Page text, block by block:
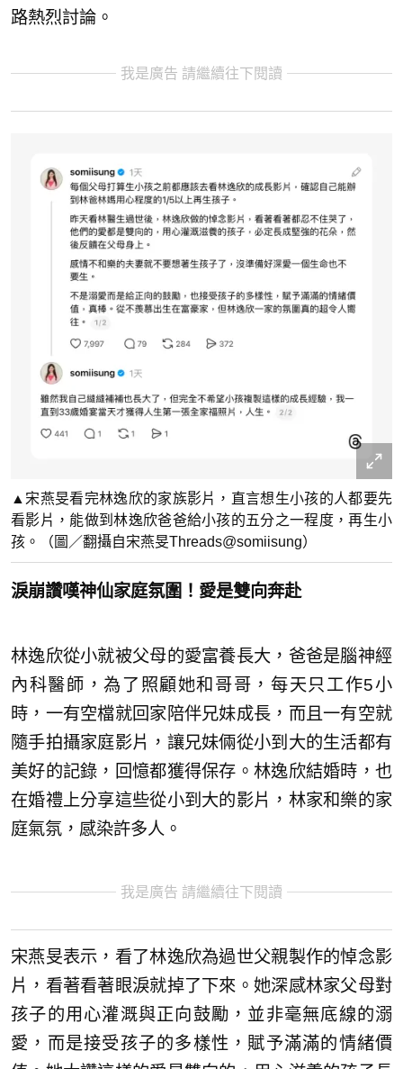
路熱烈討論。
我是廣告 請繼續往下閱讀
▲宋燕旻看完林逸欣的家族影片，直言想生小孩的人都要先
看影片，能做到林逸欣爸爸給小孩的五分之一程度，再生小
孩。（圖／翻攝自宋燕旻Threads@somiisung）
淚崩讚嘆神仙家庭氛圍！愛是雙向奔赴
林逸欣從小就被父母的愛富養長大，爸爸是腦神經
內科醫師，為了照顧她和哥哥，每天只工作5小
時，一有空檔就回家陪伴兄妹成長，而且一有空就
隨手拍攝家庭影片，讓兄妹倆從小到大的生活都有
美好的記錄，回憶都獲得保存。林逸欣結婚時，也
在婚禮上分享這些從小到大的影片，林家和樂的家
庭氣氛，感染許多人。
我是廣告 請繼續往下閱讀
宋燕旻表示，看了林逸欣為過世父親製作的悼念影
片，看著看著眼淚就掉了下來。她深感林家父母對
孩子的用心灌溉與正向鼓勵，並非毫無底線的溺
愛，而是接受孩子的多樣性，賦予滿滿的情緒價